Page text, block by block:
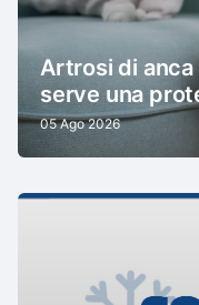
Artrosi di
serve una
05 Ago 2026